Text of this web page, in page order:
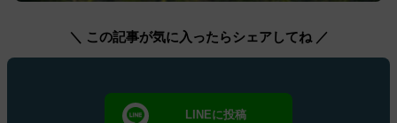
＼ この記事が気に入ったらシェアしてね ／
LINEに投稿